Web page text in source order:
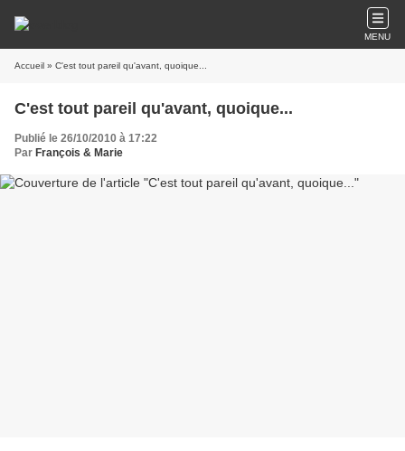
MENU
Accueil » C'est tout pareil qu'avant, quoique...
C'est tout pareil qu'avant, quoique...
Publié le 26/10/2010 à 17:22
Par François & Marie